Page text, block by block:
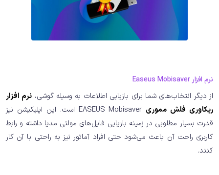
نرم افزار Easeus Mobisaver
از دیگر انتخاب‌های شما برای بازیابی اطلاعات به وسیله گوشی، نرم افزار
ریکاوری فلش مموری
EASEUS Mobisaver است. این اپلیکیشن نیز
قدرت بسیار مطلوبی در زمینه بازیابی فایل‌های مولتی مدیا داشته و رابط
کاربری راحت آن باعث می‌شود حتی افراد آماتور نیز به راحتی با آن کار
کنند.